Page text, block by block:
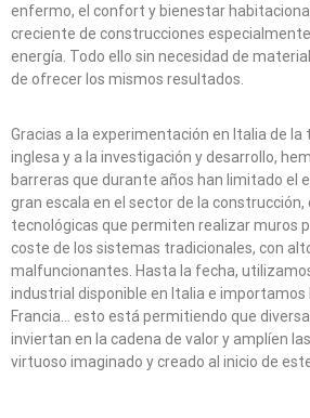
enfermo, el confort y bienestar
creciente de construcciones
energía. Todo ello sin necesidad de
de ofrecer los mismos resultados.
Gracias a la experimentación en Italia de
inglesa y a la investigación y desarrollo,
barreras que durante años han limitado el
gran escala en el sector de la construcción,
tecnológicas que permiten realizar muros
coste de los sistemas tradicionales, con
malfuncionantes. Hasta la fecha,
industrial disponible en Italia e
Francia… esto está permitiendo que
inviertan en la cadena de valor y amplíen
virtuoso imaginado y creado al inicio de